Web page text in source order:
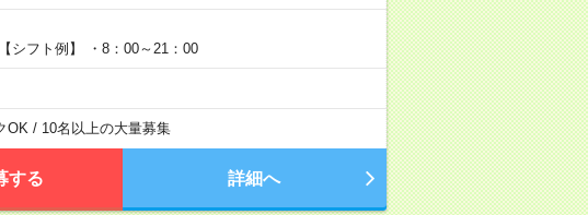
シフト例】 ・8：00～21：00
OK / 10名以上の大量募集
する 詳細へ